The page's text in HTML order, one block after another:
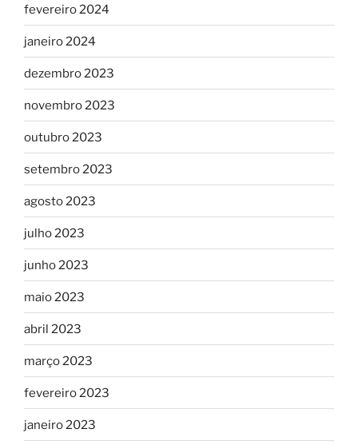
fevereiro 2024
janeiro 2024
dezembro 2023
novembro 2023
outubro 2023
setembro 2023
agosto 2023
julho 2023
junho 2023
maio 2023
abril 2023
março 2023
fevereiro 2023
janeiro 2023